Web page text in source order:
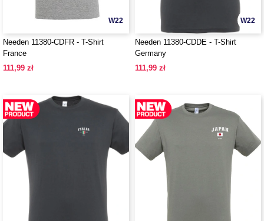
W22
Needen 11380-CDFR - T-Shirt
France
111,99 zł
W22
Needen 11380-CDDE - T-Shirt
Germany
111,99 zł